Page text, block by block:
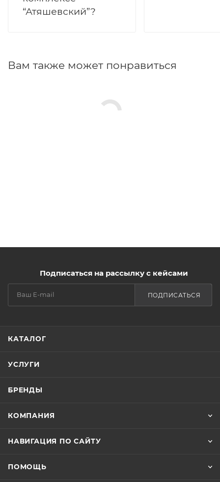
“Атяшевский”?
Вам также может понравиться
Подписаться на рассылку с кейсами
ПОДПИСАТЬСЯ
КАТАЛОГ
УСЛУГИ
БРЕНДЫ
КОМПАНИЯ
НАВИГАЦИЯ ПО САЙТУ
ПОМОЩЬ